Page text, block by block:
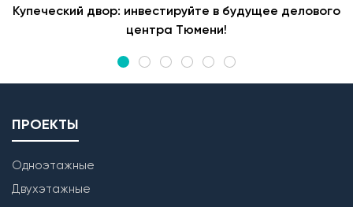
Купеческий двор: инвестируйте в будущее делового
центра Тюмени!
ПРОЕКТЫ
Одноэтажные
Двухэтажные